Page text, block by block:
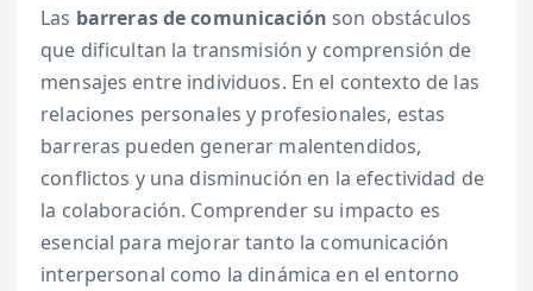
Las barreras de comunicación son obstáculos
que dificultan la transmisión y comprensión de
mensajes entre individuos. En el contexto de las
relaciones personales y profesionales, estas
barreras pueden generar malentendidos,
conflictos y una disminución en la efectividad de
la colaboración. Comprender su impacto es
esencial para mejorar tanto la comunicación
interpersonal como la dinámica en el entorno